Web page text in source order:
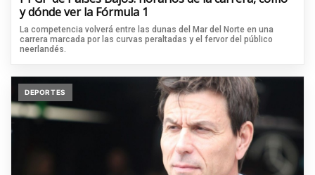
y dónde ver la Fórmula 1
La competencia volverá entre las dunas del Mar del Norte en una
carrera marcada por las curvas peraltadas y el fervor del público
neerlandés.
DEPORTES